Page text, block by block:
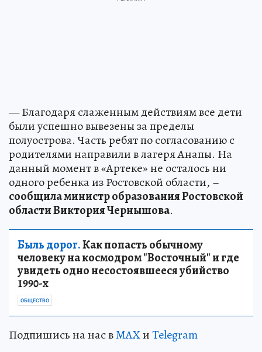
— Благодаря слаженным действиям все дети
были успешно вывезены за пределы
полуострова. Часть ребят по согласованию с
родителями направили в лагеря Анапы. На
данный момент в «Артеке» не осталось ни
одного ребенка из Ростовской области, –
сообщила министр образования Ростовской
области Виктория Чернышова.
Быль дорог.Как попасть обычному
человеку на космодром "Восточный" и где
увидеть одно несостоявшееся убийство
1990-х
ОБЩЕСТВО
Подпишись на нас вMAXиTelegram